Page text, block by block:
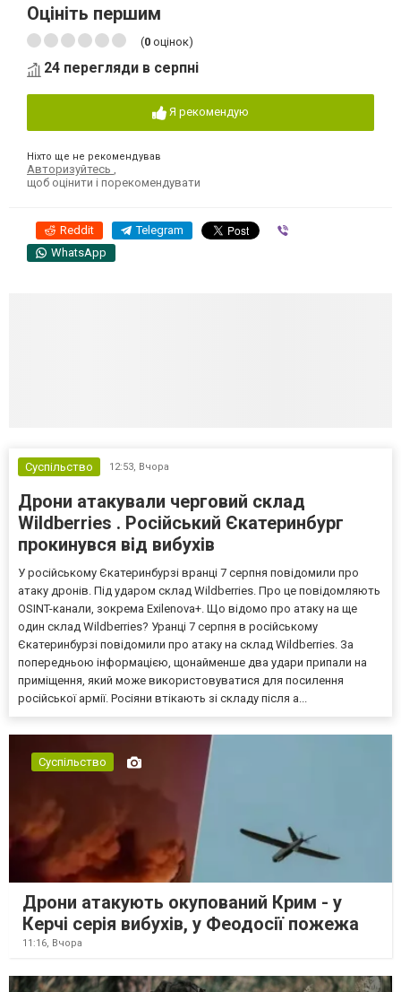
Оцініть першим
(0 оцінок)
24 перегляди в серпні
Я рекомендую
Ніхто ще не рекомендував
Авторизуйтесь ,
щоб оцінити і порекомендувати
Reddit Telegram
WhatsApp
Суспільство 12:53, Вчора
Дрони атакували черговий склад
Wildberries . Російський Єкатеринбург
прокинувся від вибухів
У російському Єкатеринбурзі вранці 7 серпня повідомили про
атаку дронів. Під ударом склад Wildberries. Про це повідомляють
OSINT-канали, зокрема Exilenova+. Що відомо про атаку на ще
один склад Wildberries? Уранці 7 серпня в російському
Єкатеринбурзі повідомили про атаку на склад Wildberries. За
попередньою інформацією, щонайменше два удари припали на
приміщення, який може використовуватися для посилення
російської армії. Росіяни втікають зі складу після а...
Суспільство
Дрони атакують окупований Крим - у
Керчі серія вибухів, у Феодосії пожежа
11:16, Вчора